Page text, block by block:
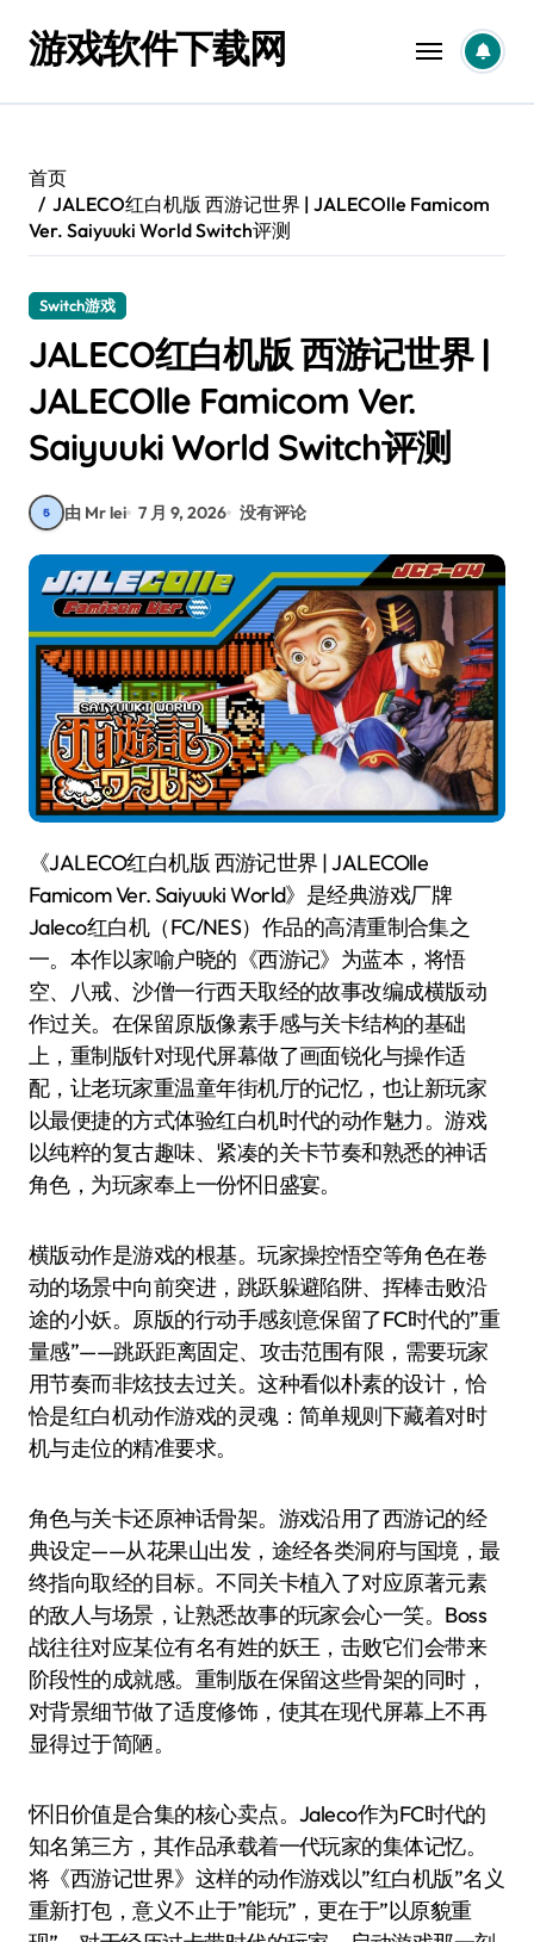
游戏软件下载网
首页
JALECO红白机版 西游记世界 | JALECOlle Famicom
Ver. Saiyuuki World Switch评测
Switch游戏
JALECO红白机版 西游记世界 |
JALECOlle Famicom Ver.
Saiyuuki World Switch评测
由 Mr lei 7 月 9, 2026 没有评论
《JALECO红白机版 西游记世界 | JALECOlle
Famicom Ver. Saiyuuki World》是经典游戏厂牌
Jaleco红白机（FC/NES）作品的高清重制合集之
一。本作以家喻户晓的《西游记》为蓝本，将悟
空、八戒、沙僧一行西天取经的故事改编成横版动
作过关。在保留原版像素手感与关卡结构的基础
上，重制版针对现代屏幕做了画面锐化与操作适
配，让老玩家重温童年街机厅的记忆，也让新玩家
以最便捷的方式体验红白机时代的动作魅力。游戏
以纯粹的复古趣味、紧凑的关卡节奏和熟悉的神话
角色，为玩家奉上一份怀旧盛宴。
横版动作是游戏的根基。玩家操控悟空等角色在卷
动的场景中向前突进，跳跃躲避陷阱、挥棒击败沿
途的小妖。原版的行动手感刻意保留了FC时代的”重
量感”——跳跃距离固定、攻击范围有限，需要玩家
用节奏而非炫技去过关。这种看似朴素的设计，恰
恰是红白机动作游戏的灵魂：简单规则下藏着对时
机与走位的精准要求。
角色与关卡还原神话骨架。游戏沿用了西游记的经
典设定——从花果山出发，途经各类洞府与国境，最
终指向取经的目标。不同关卡植入了对应原著元素
的敌人与场景，让熟悉故事的玩家会心一笑。Boss
战往往对应某位有名有姓的妖王，击败它们会带来
阶段性的成就感。重制版在保留这些骨架的同时，
对背景细节做了适度修饰，使其在现代屏幕上不再
显得过于简陋。
怀旧价值是合集的核心卖点。Jaleco作为FC时代的
知名第三方，其作品承载着一代玩家的集体记忆。
将《西游记世界》这样的动作游戏以”红白机版”名义
重新打包，意义不止于”能玩”，更在于”以原貌重